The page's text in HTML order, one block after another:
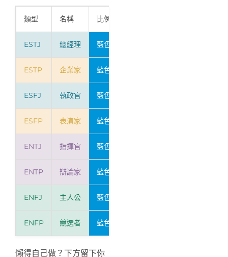
類型 名稱 比例4
ESTJ 總經理 藍色
ESTP 企業家 藍色
ESFJ 執政官 藍色
ESFP 表演家 藍色
ENTJ 指揮官 藍色
ENTP 辯論家 藍色
ENFJ 主人公 藍色
ENFP 競選者 藍色
懶得自己做？下方留下你